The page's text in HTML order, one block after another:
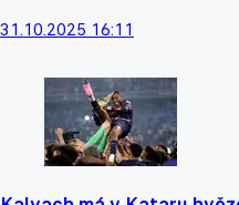
31.10.2025 16:11